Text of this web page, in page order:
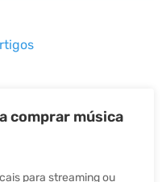
comprar música
para streaming ou